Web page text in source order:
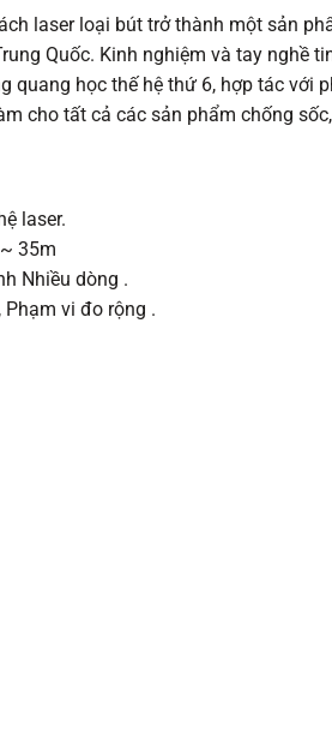
laser loại bút trở thành một sản
Quốc. Kinh nghiệm và tay nghề
quang học thế hệ thứ 6, hợp tác
cho tất cả các sản phẩm chống
laser.
35m
Nhiều dòng .
vi đo rộng .